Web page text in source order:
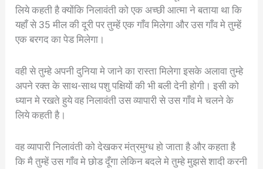
लिये कहती है क्योंकि निलावंती को एक अच्छी आत्मा ने बताया था कि
यहाँ से 35 मील की दूरी पर तुम्हें एक गाँव मिलेगा और उस गाँव मे तुम्हें
एक बरगद का पेड मिलेगा।
वही से तुम्हे अपनी दुनिया मे जाने का रास्ता मिलेगा इसके अलावा तुम्हे
अपने रक्त के साथ-साथ पशु पक्षियों की भी बली देनी होगी। इसी को
ध्यान मे रखते हुये वह निलावंती उस व्यापारी से उस गाँव मे चलने के
लिये कहती है।
वह व्यापारी निलावंती को देखकर मंत्रमुग्ध हो जाता है और कहता है
कि मै तुम्हें उस गाँव मे छोड दूँगा लेकिन बदले मे तुम्हे मुझसे शादी करनी